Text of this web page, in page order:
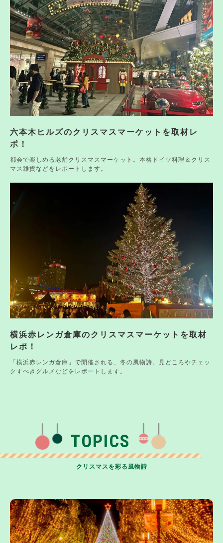
六本木ヒルズのクリスマスマーケットを取材レ
ポ！
都会で楽しめる老舗クリスマスマーケット。本格ドイツ料理＆クリス
マス雑貨などをレポートします。
横浜赤レンガ倉庫のクリスマスマーケットを取材
レポ！
「横浜赤レンガ倉庫」で開催される、冬の風物詩。見どころやチェッ
クすべきグルメなどをレポートします。
TOPICS
クリスマスを彩る風物詩